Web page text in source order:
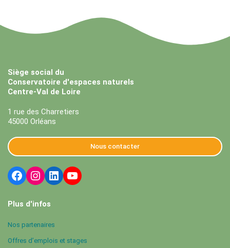
Siège social du
Conservatoire d'espaces naturels
Centre-Val de Loire
1 rue des Charretiers
45000 Orléans
Nous contacter
Plus d'infos
Nos partenaires
Offres d’emplois et stages